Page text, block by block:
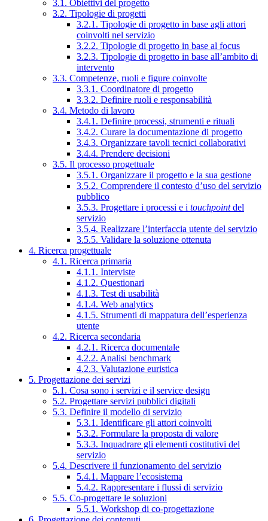
3.1. Obiettivi del progetto
3.2. Tipologie di progetti
3.2.1. Tipologie di progetto in base agli attori
coinvolti nel servizio
3.2.2. Tipologie di progetto in base al focus
3.2.3. Tipologie di progetto in base all’ambito di
intervento
3.3. Competenze, ruoli e figure coinvolte
3.3.1. Coordinatore di progetto
3.3.2. Definire ruoli e responsabilità
3.4. Metodo di lavoro
3.4.1. Definire processi, strumenti e rituali
3.4.2. Curare la documentazione di progetto
3.4.3. Organizzare tavoli tecnici collaborativi
3.4.4. Prendere decisioni
3.5. Il processo progettuale
3.5.1. Organizzare il progetto e la sua gestione
3.5.2. Comprendere il contesto d’uso del servizio
pubblico
3.5.3. Progettare i processi e i touchpointdel
servizio
3.5.4. Realizzare l’interfaccia utente del servizio
3.5.5. Validare la soluzione ottenuta
4. Ricerca progettuale
4.1. Ricerca primaria
4.1.1. Interviste
4.1.2. Questionari
4.1.3. Test di usabilità
4.1.4. Web analytics
4.1.5. Strumenti di mappatura dell’esperienza
utente
4.2. Ricerca secondaria
4.2.1. Ricerca documentale
4.2.2. Analisi benchmark
4.2.3. Valutazione euristica
5. Progettazione dei servizi
5.1. Cosa sono i servizi e il service design
5.2. Progettare servizi pubblici digitali
5.3. Definire il modello di servizio
5.3.1. Identificare gli attori coinvolti
5.3.2. Formulare la proposta di valore
5.3.3. Inquadrare gli elementi costitutivi del
servizio
5.4. Descrivere il funzionamento del servizio
5.4.1. Mappare l’ecosistema
5.4.2. Rappresentare i flussi di servizio
5.5. Co-progettare le soluzioni
5.5.1. Workshop di co-progettazione